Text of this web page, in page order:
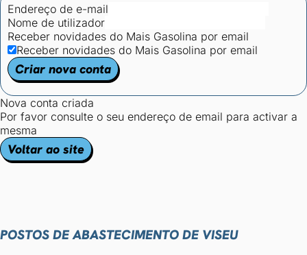
Endereço de e-mail
Nome de utilizador
Receber novidades do Mais Gasolina por email
Receber novidades do Mais Gasolina por email
Criar nova conta
Nova conta criada
Por favor consulte o seu endereço de email para activar a
mesma
Voltar ao site
POSTOS DE ABASTECIMENTO DE VISEU